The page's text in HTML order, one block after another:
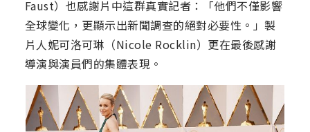
Faust）也感謝片中這群真實記者：「他們不僅影響
全球變化，更顯示出新聞調查的絕對必要性。」製
片人妮可洛可琳（Nicole Rocklin）更在最後感謝
導演與演員們的集體表現。